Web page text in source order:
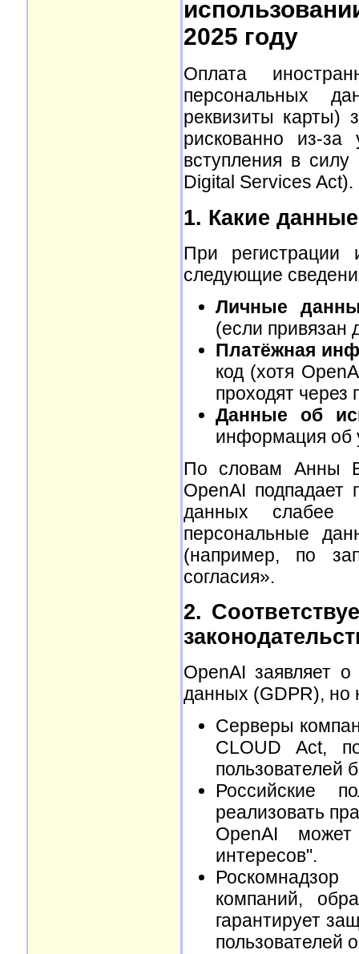
2025 году
Оплата
персональных
реквизиты карты)
рискованно из-за
вступления в
Digital Services Act).
1. Какие
При регистрации
следующие
Личные
(если привязан
Платёжная
код (хотя
проходят через
Данные об
информация об
По словам Анны
OpenAI
данных слабее
персональные
(например, по
согласия».
2.
OpenAI заявляет
данных (GDPR), но
Серверы
CLOUD Act,
пользователей
Российские
реализовать
OpenAI
интересов".
компаний,
гарантирует
пользователей